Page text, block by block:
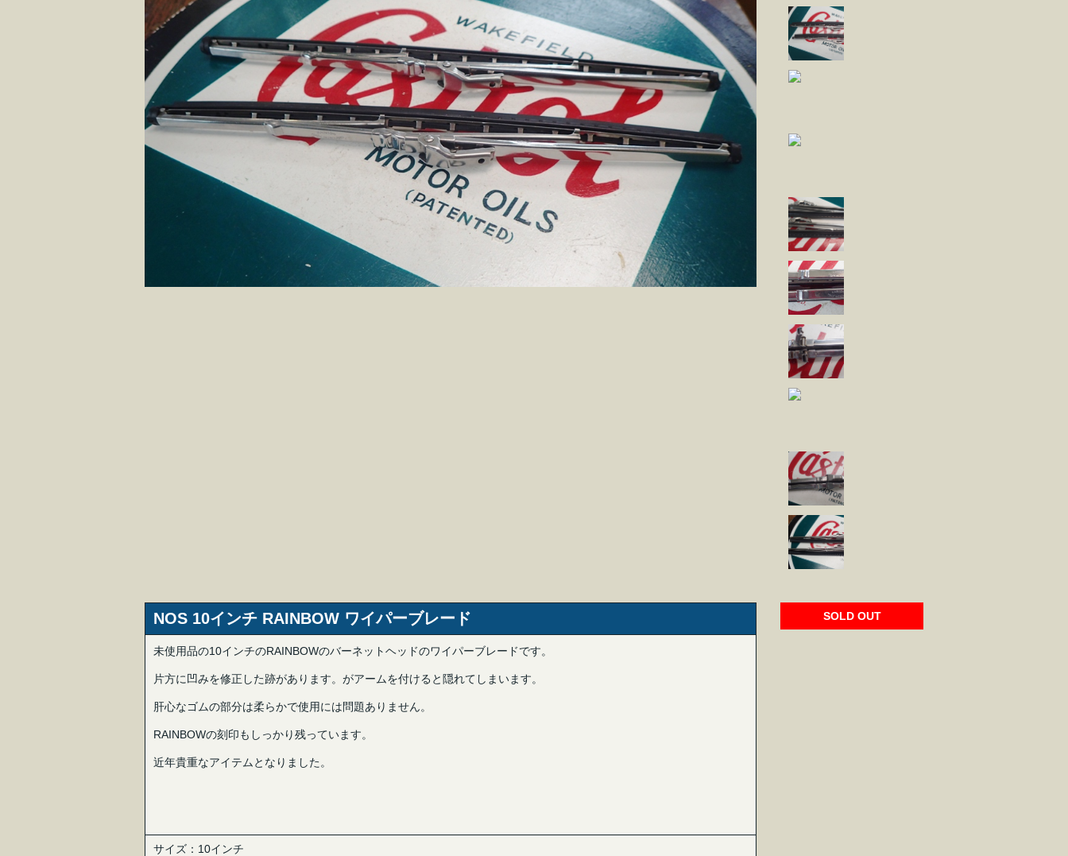
NOS 10インチ RAINBOW ワイパーブレード
未使用品の10インチのRAINBOWのバーネットヘッドのワイパーブレードです。
片方に凹みを修正した跡があります。がアームを付けると隠れてしまいます。
肝心なゴムの部分は柔らかで使用には問題ありません。
RAINBOWの刻印もしっかり残っています。
近年貴重なアイテムとなりました。
サイズ：10インチ
SOLD OUT